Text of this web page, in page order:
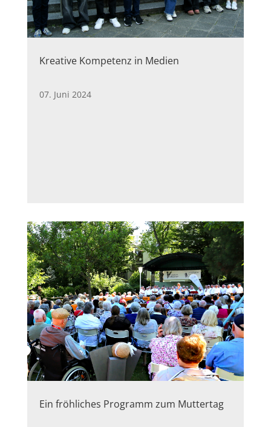
Kreative Kompetenz in Medien
07. Juni 2024
Ein fröhliches Programm zum Muttertag